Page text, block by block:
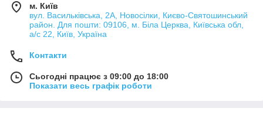
м. Київ
вул. Васильківська, 2А, Новосілки, Києво-Святошинський
район. Для пошти: 09106, м. Біла Церква, Київська обл,
а/с 22, Київ, Україна
Контакти
Сьогодні працює з 09:00 до 18:00
Показати весь графік роботи